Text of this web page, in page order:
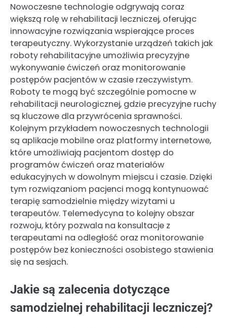
Nowoczesne technologie odgrywają coraz
większą rolę w rehabilitacji leczniczej, oferując
innowacyjne rozwiązania wspierające proces
terapeutyczny. Wykorzystanie urządzeń takich jak
roboty rehabilitacyjne umożliwia precyzyjne
wykonywanie ćwiczeń oraz monitorowanie
postępów pacjentów w czasie rzeczywistym.
Roboty te mogą być szczególnie pomocne w
rehabilitacji neurologicznej, gdzie precyzyjne ruchy
są kluczowe dla przywrócenia sprawności.
Kolejnym przykładem nowoczesnych technologii
są aplikacje mobilne oraz platformy internetowe,
które umożliwiają pacjentom dostęp do
programów ćwiczeń oraz materiałów
edukacyjnych w dowolnym miejscu i czasie. Dzięki
tym rozwiązaniom pacjenci mogą kontynuować
terapię samodzielnie między wizytami u
terapeutów. Telemedycyna to kolejny obszar
rozwoju, który pozwala na konsultacje z
terapeutami na odległość oraz monitorowanie
postępów bez konieczności osobistego stawienia
się na sesjach.
Jakie są zalecenia dotyczące
samodzielnej rehabilitacji leczniczej?